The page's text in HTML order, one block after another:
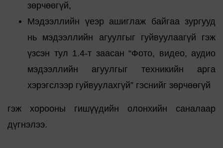
зөрчөөгүй,
Мэдээллийн үеэр ашиглаж байгаа зургууд
нь мэдээллийн агуулгыг гуйвуулаагүй гэж
үзсэн тул 1.4-т заасан “Фото, видео, аудио
мэдээллийн агуулгыг техникийн арга
хэрэгслээр гуйвуулахгүй” гэснийг зөрчөөгүй
гэж хорооны гишүүдийн олонхийн саналаар
дүгнэлээ.